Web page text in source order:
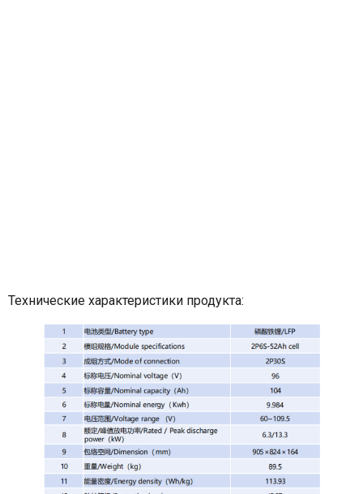
Технические характеристики продукта: